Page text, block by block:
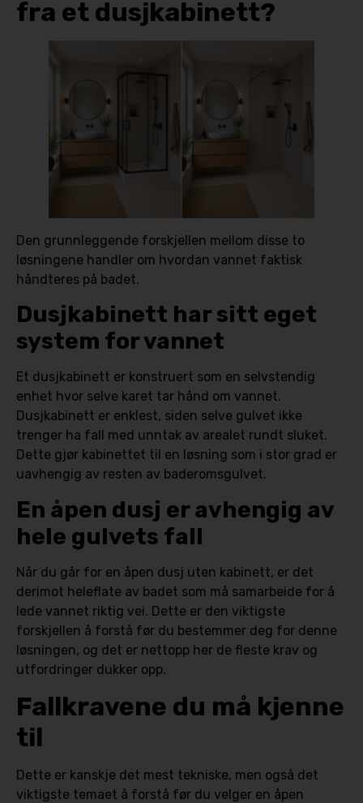
fra et dusjkabinett?
Den grunnleggende forskjellen mellom disse to
løsningene handler om hvordan vannet faktisk
håndteres på badet.
Dusjkabinett har sitt eget
system for vannet
Et dusjkabinett er konstruert som en selvstendig
enhet hvor selve karet tar hånd om vannet.
Dusjkabinett er enklest, siden selve gulvet ikke
trenger ha fall med unntak av arealet rundt sluket.
Dette gjør kabinettet til en løsning som i stor grad er
uavhengig av resten av baderomsgulvet.
En åpen dusj er avhengig av
hele gulvets fall
Når du går for en åpen dusj uten kabinett, er det
derimot heleflate av badet som må samarbeide for å
lede vannet riktig vei. Dette er den viktigste
forskjellen å forstå før du bestemmer deg for denne
løsningen, og det er nettopp her de fleste krav og
utfordringer dukker opp.
Fallkravene du må kjenne
til
Dette er kanskje det mest tekniske, men også det
viktigste temaet å forstå før du velger en åpen